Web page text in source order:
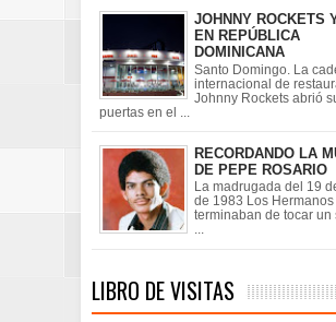
JOHNNY ROCKETS
EN REPÚBLICA
DOMINICANA
Santo Domingo. La
internacional de
Johnny Rockets abrió
puertas en el ...
RECORDANDO LA
DE PEPE ROSARIO
La madrugada del 19
de 1983 Los Hermanos
terminaban de tocar un
...
LIBRO DE VISITAS